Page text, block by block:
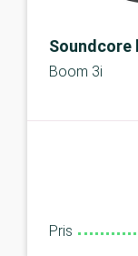
Soundcore
Boom 3i
Pris